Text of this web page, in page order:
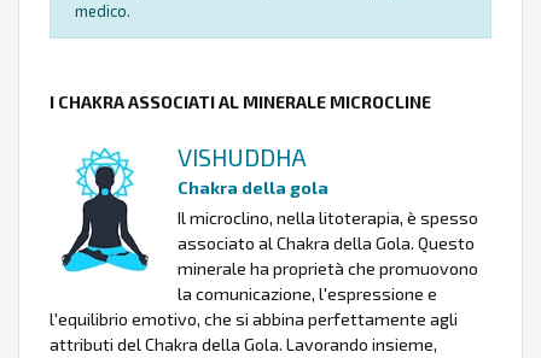
medico.
I CHAKRA ASSOCIATI AL MINERALE MICROCLINE
VISHUDDHA
Chakra della gola
Il microclino, nella litoterapia, è spesso
associato al Chakra della Gola. Questo
minerale ha proprietà che promuovono
la comunicazione, l'espressione e
l'equilibrio emotivo, che si abbina perfettamente agli
attributi del Chakra della Gola. Lavorando insieme,